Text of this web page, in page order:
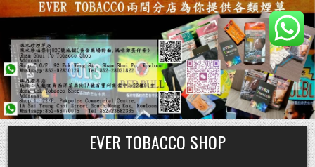
Skip
to
content
EVER TOBACCO SHOP